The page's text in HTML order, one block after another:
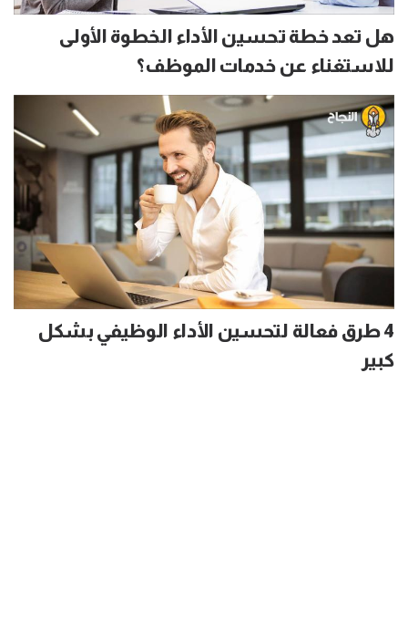
هل تعد خطة تحسين الأداء الخطوة الأولى
للاستغناء عن خدمات الموظف؟
4 طرق فعالة لتحسين الأداء الوظيفي بشكل
كبير